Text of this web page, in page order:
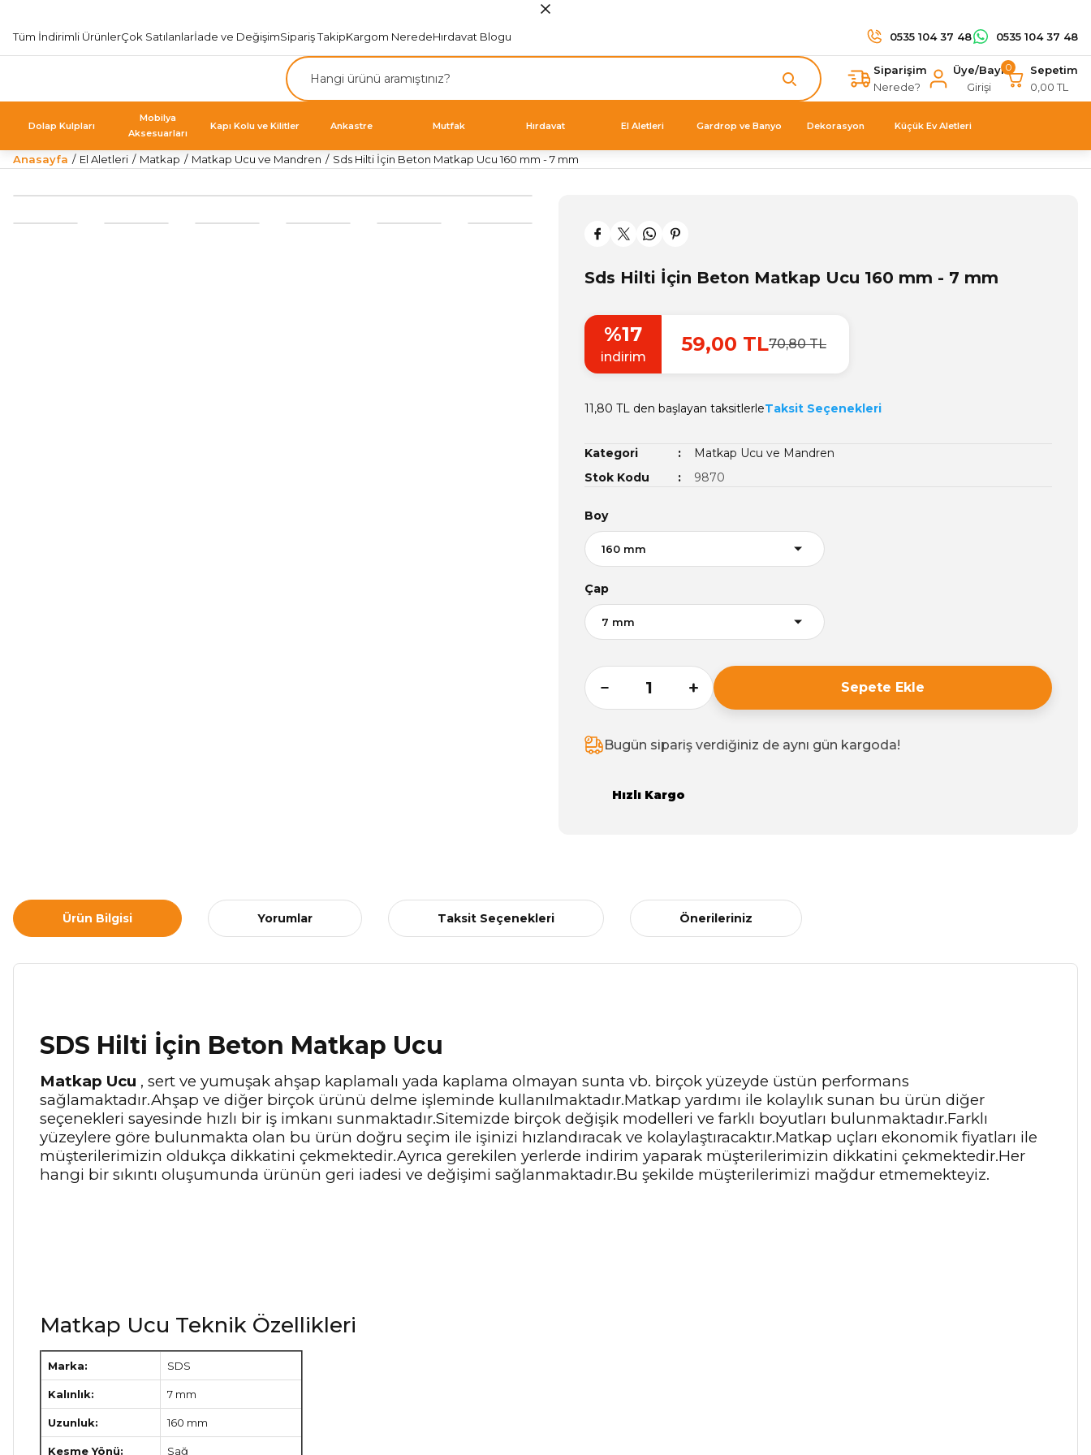
Tüm İndirimli ÜrünlerÇok Satılanlarİade ve DeğişimSipariş TakipKargom NeredeHırdavat Blogu 0535 104 37 48 0535 104 37 48
Siparişim
Nerede?
Üye/Bayi
Girişi
0
Sepetim
0,00 TL
Dolap Kulpları
Mobilya
Aksesuarları
Kapı Kolu ve Kilitler Ankastre Mutfak Hırdavat El Aletleri Gardrop ve Banyo Dekorasyon Küçük Ev Aletleri
Anasayfa El Aletleri Matkap Matkap Ucu ve Mandren Sds Hilti İçin Beton Matkap Ucu 160 mm - 7 mm
Sds Hilti İçin Beton Matkap Ucu 160 mm - 7 mm
%17
indirim
59,00 TL70,80 TL
11,80 TL den başlayan taksitlerleTaksit Seçenekleri
Kategori
Matkap Ucu ve Mandren
Stok Kodu
9870
Boy
Çap
Sepete Ekle
Bugün sipariş verdiğiniz de aynı gün kargoda!
Hızlı Kargo
Ürün Bilgisi Yorumlar Taksit Seçenekleri Önerileriniz
SDS Hilti İçin Beton Matkap Ucu
Matkap Ucu , sert ve yumuşak ahşap kaplamalı yada kaplama olmayan sunta vb. birçok yüzeyde üstün performans
sağlamaktadır.Ahşap ve diğer birçok ürünü delme işleminde kullanılmaktadır.Matkap yardımı ile kolaylık sunan bu ürün diğer
seçenekleri sayesinde hızlı bir iş imkanı sunmaktadır.Sitemizde birçok değişik modelleri ve farklı boyutları bulunmaktadır.Farklı
yüzeylere göre bulunmakta olan bu ürün doğru seçim ile işinizi hızlandıracak ve kolaylaştıracaktır.Matkap uçları ekonomik fiyatları ile
müşterilerimizin oldukça dikkatini çekmektedir.Ayrıca gerekilen yerlerde indirim yaparak müşterilerimizin dikkatini çekmektedir.Her
hangi bir sıkıntı oluşumunda ürünün geri iadesi ve değişimi sağlanmaktadır.Bu şekilde müşterilerimizi mağdur etmemekteyiz.
Matkap Ucu Teknik Özellikleri
Marka: SDS
Kalınlık: 7 mm
Uzunluk: 160 mm
Kesme Yönü: Sağ